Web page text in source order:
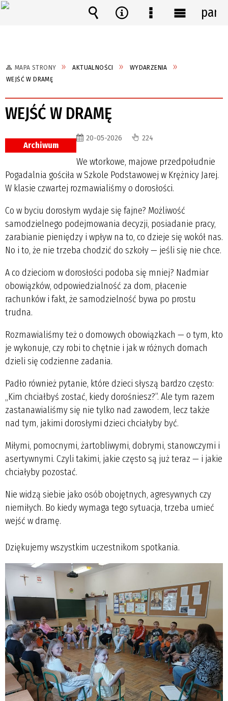
MAPA STRONY AKTUALNOŚCI
WYDARZENIA
WEJŚĆ W DRAMĘ
WEJŚĆ W DRAMĘ
Archiwum
20-05-2026 224
We wtorkowe, majowe przedpołudnie
Pogadalnia gościła w Szkole Podstawowej w Krężnicy Jarej.
W klasie czwartej rozmawialiśmy o dorosłości.
Co w byciu dorosłym wydaje się fajne? Możliwość
samodzielnego podejmowania decyzji, posiadanie pracy,
zarabianie pieniędzy i wpływ na to, co dzieje się wokół nas.
No i to, że nie trzeba chodzić do szkoły — jeśli się nie chce.
A co dzieciom w dorosłości podoba się mniej? Nadmiar
obowiązków, odpowiedzialność za dom, płacenie
rachunków i fakt, że samodzielność bywa po prostu
trudna.
Rozmawialiśmy też o domowych obowiązkach — o tym, kto
je wykonuje, czy robi to chętnie i jak w różnych domach
dzieli się codzienne zadania.
Padło również pytanie, które dzieci słyszą bardzo często:
„Kim chciałbyś zostać, kiedy dorośniesz?”. Ale tym razem
zastanawialiśmy się nie tylko nad zawodem, lecz także
nad tym, jakimi dorosłymi dzieci chciałyby być.
Miłymi, pomocnymi, żartobliwymi, dobrymi, stanowczymi i
asertywnymi. Czyli takimi, jakie często są już teraz — i jakie
chciałyby pozostać.
Nie widzą siebie jako osób obojętnych, agresywnych czy
niemiłych. Bo kiedy wymaga tego sytuacja, trzeba umieć
wejść w dramę.
Dziękujemy wszystkim uczestnikom spotkania.